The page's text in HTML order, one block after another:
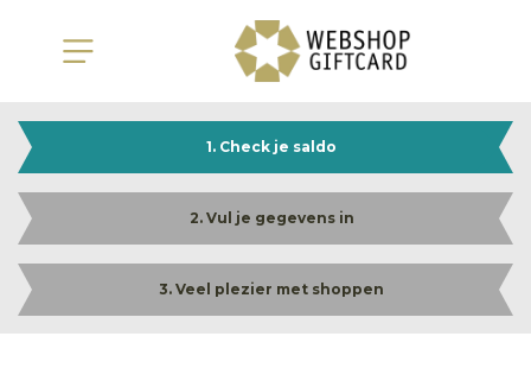
1. Check je saldo
2. Vul je gegevens in
3. Veel plezier met shoppen